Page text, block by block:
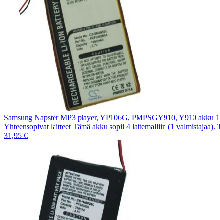
Samsung Napster MP3 player, YP106G, PMPSGY910, Y910 akku
Yhteensopivat laitteet Tämä akku sopii 4 laitemalliin (1 valmistajaa).
31,95 €